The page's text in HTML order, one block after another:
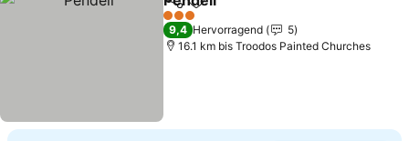
TeilenZu Favoriten hinzufügen
3 Sterne
9,4 Hervorragend
5
16.1 km bis Troodos Painted Churches